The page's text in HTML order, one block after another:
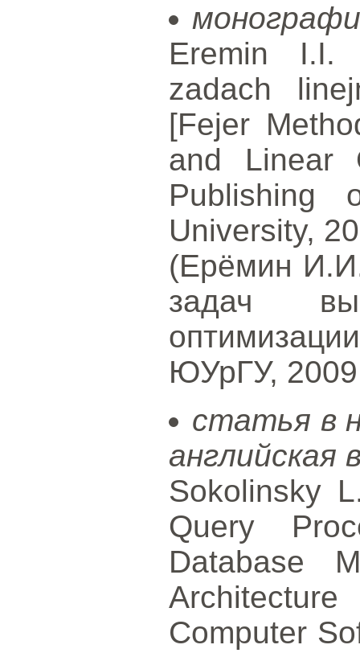
Eremin I.I.
zadach
[Fejer
and Linear
University,
(Ерёмин
задач
ЮУрГУ,
статья в
английская
Sokolinsky
Query
Database
Computer